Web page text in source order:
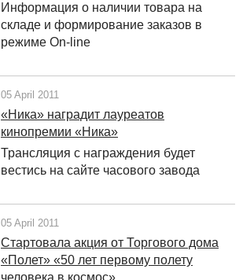
Информация о наличии товара на
складе и формирование заказов в
режиме On-line
05 April 2011
«Ника» наградит лауреатов
кинопремии «Ника»
Трансляция с награждения будет
вестись на сайте часового завода
05 April 2011
Стартовала акция от Торгового дома
«Полет» «50 лет первому полету
человека в космос»